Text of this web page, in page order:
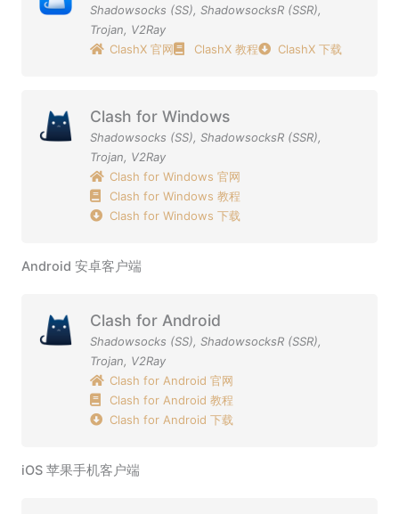
Shadowsocks (SS), ShadowsocksR (SSR),
Trojan, V2Ray
ClashX 官网
ClashX 教程 ClashX 下载
Clash for Windows
Shadowsocks (SS), ShadowsocksR (SSR),
Trojan, V2Ray
Clash for Windows 官网
Clash for Windows 教程
Clash for Windows 下载
Android 安卓客户端
Clash for Android
Shadowsocks (SS), ShadowsocksR (SSR),
Trojan, V2Ray
Clash for Android 官网
Clash for Android 教程
Clash for Android 下载
iOS 苹果手机客户端